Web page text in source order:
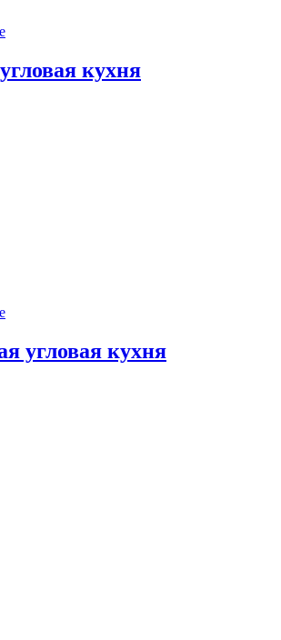
кухня
угловая кухня